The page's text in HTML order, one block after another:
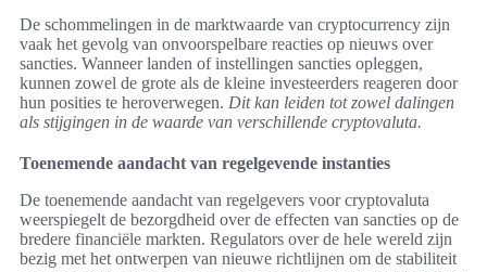
De schommelingen in de marktwaarde van cryptocurrency zijn
vaak het gevolg van onvoorspelbare reacties op nieuws over
sancties. Wanneer landen of instellingen sancties opleggen,
kunnen zowel de grote als de kleine investeerders reageren door
hun posities te heroverwegen. Dit kan leiden tot zowel dalingen
als stijgingen in de waarde van verschillende cryptovaluta.
Toenemende aandacht van regelgevende instanties
De toenemende aandacht van regelgevers voor cryptovaluta
weerspiegelt de bezorgdheid over de effecten van sancties op de
bredere financiële markten. Regulators over de hele wereld zijn
bezig met het ontwerpen van nieuwe richtlijnen om de stabiliteit